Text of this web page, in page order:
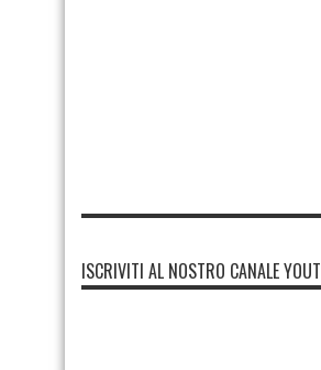
ISCRIVITI AL NOSTRO CANALE